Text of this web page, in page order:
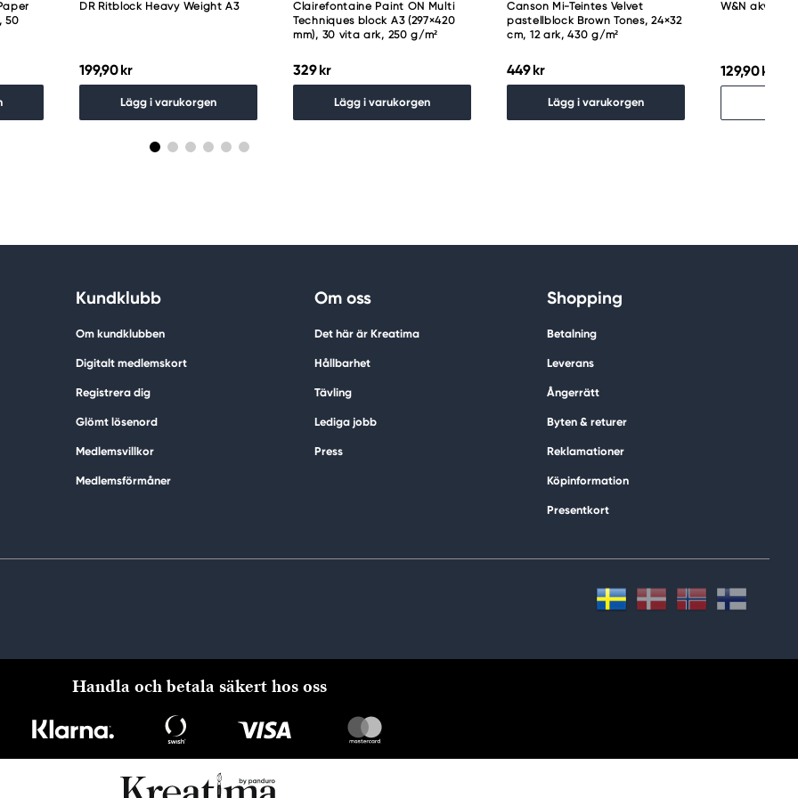
50
DR Ritblock Heavy Weight A3
199,90 kr
Lägg i varukorgen
Clairefontaine Paint ON Multi
Techniques block A3 (297×420
mm), 30 vita ark, 250 g/m²
329 kr
Lägg i varukorgen
Canson Mi-Teintes Velvet
pastellblock Brown Tones, 24×32
cm, 12 ark, 430 g/m²
449 kr
Lägg i varukorgen
W&N
129,90 kr
Kundklubb
Om kundklubben
Digitalt medlemskort
Registrera dig
Glömt lösenord
Medlemsvillkor
Medlemsförmåner
Om oss
Det här är Kreatima
Hållbarhet
Tävling
Lediga jobb
Press
Shopping
Betalning
Leverans
Ångerrätt
Byten & returer
Reklamationer
Köpinformation
Presentkort
Handla och betala säkert hos oss